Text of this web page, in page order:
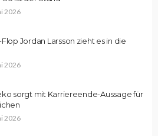
2026
Jordan Larsson zieht es in die
2026
sorgt mit Karriereende-Aussage für
2026